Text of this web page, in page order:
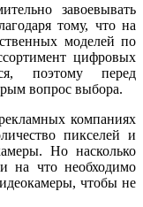
завоевывать
тому, что на
моделей по
цифровых
поэтому перед
вопрос выбора.
компаниях
пикселей и
Но насколько
на что необходимо
чтобы не